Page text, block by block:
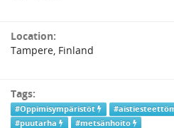
Location:
Tampere, Finland
Tags:
#Oppimisympäristöt
#puutarha
#metsänhoito